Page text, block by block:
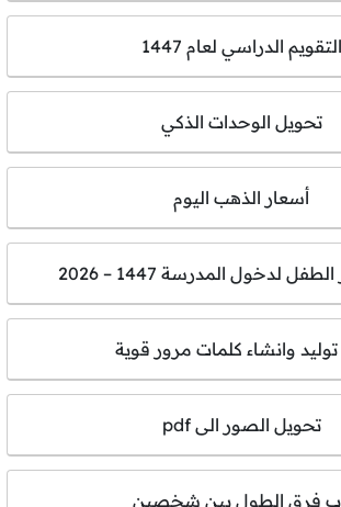
التقويم الدراسي لعام 1447
تحويل الوحدات الذكي
أسعار الذهب اليوم
لدخول المدرسة 1447 – 2026
توليد وانشاء كلمات مرور قوية
تحويل الصور الى pdf
فرق الطول بين شخصين